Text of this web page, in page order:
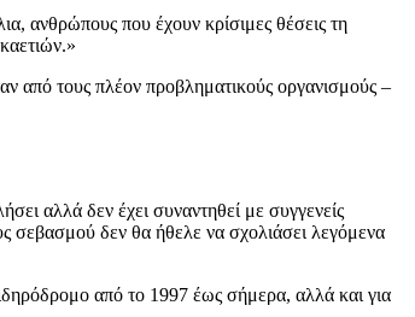
ανθρώπους που έχουν κρίσιμες θέσεις τη
από τους πλέον προβληματικούς οργανισμούς –
αλλά δεν έχει συναντηθεί με συγγενείς
σεβασμού δεν θα ήθελε να σχολιάσει λεγόμενα
από το 1997 έως σήμερα, αλλά και για